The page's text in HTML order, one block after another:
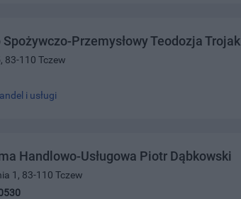
Spożywczo-Przemysłowy Teodozja Trojak
83-110 Tczew
i usługi
Handlowo-Usługowa Piotr Dąbkowski
1, 83-110 Tczew